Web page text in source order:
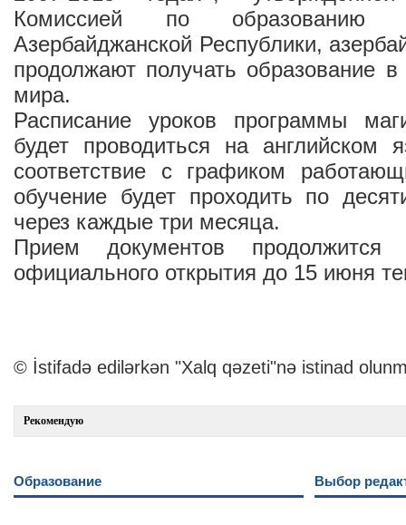
Комиссией по образованию
Азербайджанской Республики,
продолжают получать образование
мира.
Расписание уроков программы
будет проводиться на английском
соответствие с графиком
обучение будет проходить по
через каждые три месяца.
Прием документов
официального открытия до 15 июня
© İstifadə edilərkən "Xalq qəzeti"nə istinad
Рекомендую
Образование Выбор